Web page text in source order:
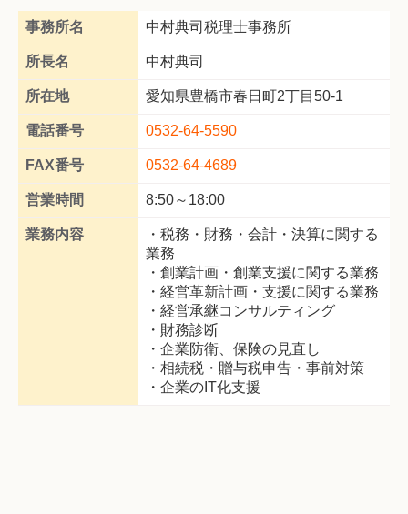
事務所名 中村典司税理士事務所
所長名 中村典司
所在地 愛知県豊橋市春日町2丁目50-1
電話番号 0532-64-5590
FAX番号 0532-64-4689
営業時間 8:50～18:00
業務内容
・税務・財務・会計・決算に関する
業務
・創業計画・創業支援に関する業務
・経営革新計画・支援に関する業務
・経営承継コンサルティング
・財務診断
・企業防衛、保険の見直し
・相続税・贈与税申告・事前対策
・企業のIT化支援